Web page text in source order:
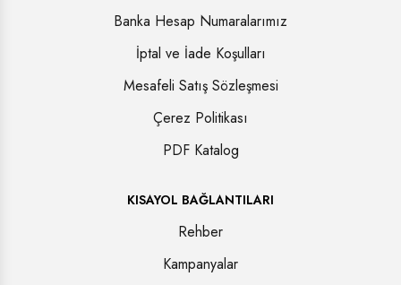
Banka Hesap Numaralarımız
İptal ve İade Koşulları
Mesafeli Satış Sözleşmesi
Çerez Politikası
PDF Katalog
KISAYOL BAĞLANTILARI
Rehber
Kampanyalar